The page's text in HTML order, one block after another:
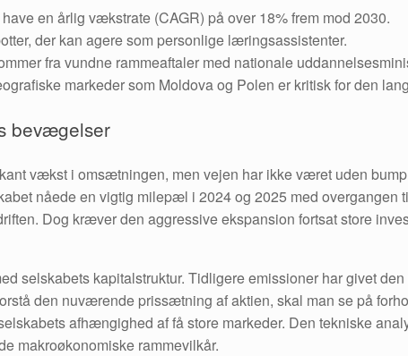
en årlig vækstrate (CAGR) på over 18% frem mod 2030.
der kan agere som personlige læringsassistenter.
fra vundne rammeaftaler med nationale
markeder som Moldova og Polen er kritisk for den
bevægelser
vækst i omsætningen, men vejen har ikke været uden
nåede en vigtig milepæl i 2024 og 2025 med overgangen
Dog kræver den aggressive ekspansion fortsat store
selskabets kapitalstruktur. Tidligere emissioner har givet
den nuværende prissætning af aktien, skal man se på
afhængighed af få store markeder. Den tekniske
makroøkonomiske rammevilkår.